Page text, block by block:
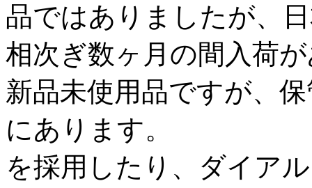
品ではありましたが、
相次ぎ数ヶ月の間入荷
新品未使用品ですが、
にあります。
を採用したり、ダイア